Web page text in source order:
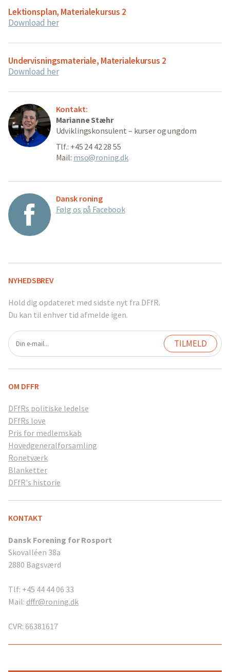
Lektionsplan, Materialekursus 2
Download her
Undervisningsmateriale, Materialekursus 2
Download her
Kontakt:
Marianne Stæhr
Udviklingskonsulent – kurser og ungdom
Tlf.: +45 24 42 28 55
Mail: mso@roning.dk
Dansk roning
Følg os på Facebook
NYHEDSBREV
Hold dig opdateret med sidste nyt fra DFfR.
Du kan til enhver tid afmelde igen.
OM DFFR
DFfRs politiske ledelse
DFfRs love
Pris for medlemskab
Hovedgeneralforsamling
Ronetværk
Blanketter
DFfR's historie
KONTAKT
Dansk Forening for Rosport
Skovalléen 38a
2880 Bagsværd
Tlf: +45 44 44 06 33
Mail: dffr@roning.dk
CVR: 66381617